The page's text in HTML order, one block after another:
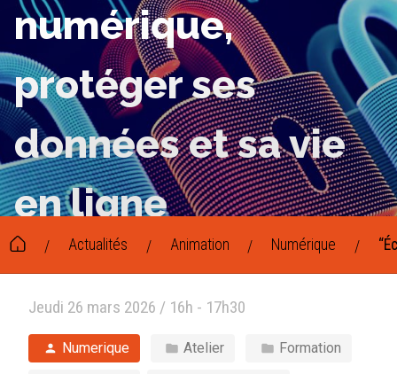
numérique,
protéger ses
données et sa vie
en ligne
/ Actualités / Animation / Numérique /
Jeudi 26 mars 2026 / 16h - 17h30
Numerique Atelier Formation